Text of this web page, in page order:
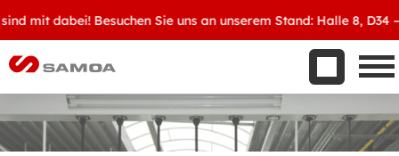
mit dabei! Besuchen Sie uns an unserem Stand: Halle 8, D34
Aktuelles
Kontakt